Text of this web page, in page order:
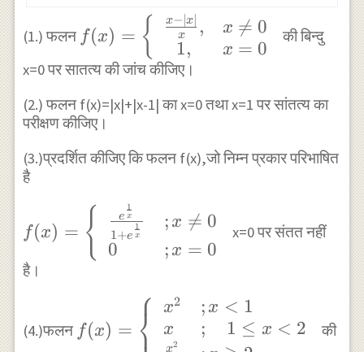
(1.) फलन
f(x)=\left\
{\begin{array}
{cl} \frac{x-|x|}
1, & x=0
\end{array}\right.
f(x) = { x
x− ∣x ,
1,
x 
= 0
x = 0
की बिन्दु
x=0 पर सातत्य की जांच कीजिए।
(2.) फलन f(x)=|x|+|x-1| का x=0 तथा x=1 पर सांतत्य का
परीक्षण कीजिए।
(3.)प्रदर्शित कीजिए कि फलन f(x),जो निम्न प्रकार परिभाषित
है
f(x)=\left\
{\begin{array}{ll}
\frac{e^{\frac{1}
{x}}}
{1+e^{\frac{1}
{x}}} & ; x \neq 0
\\ 0 & ; x=0
f(x) = { 1+e x
1
e x
1
0
; x 
= 0
; x = 0
x=0 पर संतत नहीं
है।
(4.)फलन
f(x)=\left\
{\begin{array}{ll}
f(x) = ⎨⎧ x2
x
x2
; x < 1
;
1 ≤ x < 2
की